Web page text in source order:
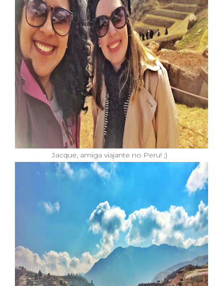
Jacque, amiga viajante no Peru! ;)